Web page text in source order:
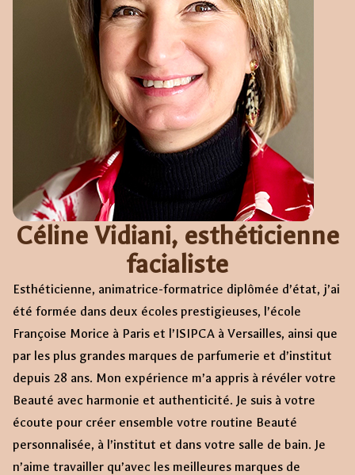
Céline Vidiani, esthéticienne
facialiste
Esthéticienne, animatrice-formatrice diplômée d’état, j’ai
été formée dans deux écoles prestigieuses, l’école
Françoise Morice à Paris et l’ISIPCA à Versailles, ainsi que
par les plus grandes marques de parfumerie et d’institut
depuis 28 ans. Mon expérience m’a appris à révéler votre
Beauté avec harmonie et authenticité. Je suis à votre
écoute pour créer ensemble votre routine Beauté
personnalisée, à l’institut et dans votre salle de bain. Je
n’aime travailler qu’avec les meilleures marques de